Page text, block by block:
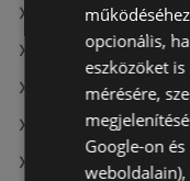
A(z) Müller HU
A(z) AlphaZoo
A(z) Müller HU
A(z) Coop
A(z) COOP
opcionális,
eszközöket
mérésére,
Google-on